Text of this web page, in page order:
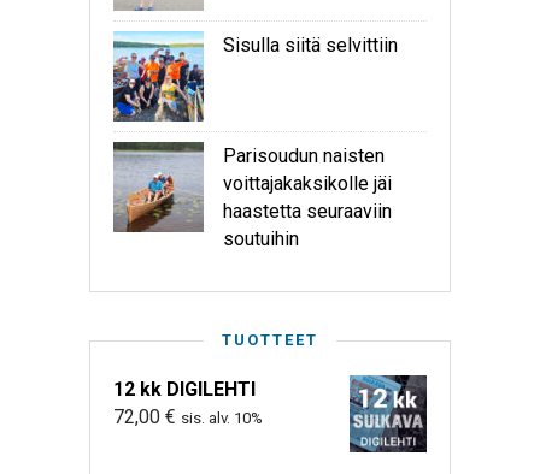
Sisulla siitä selvittiin
Parisoudun naisten
voittajakaksikolle jäi
haastetta seuraaviin
soutuihin
TUOTTEET
12 kk DIGILEHTI
72,00 € sis. alv. 10%